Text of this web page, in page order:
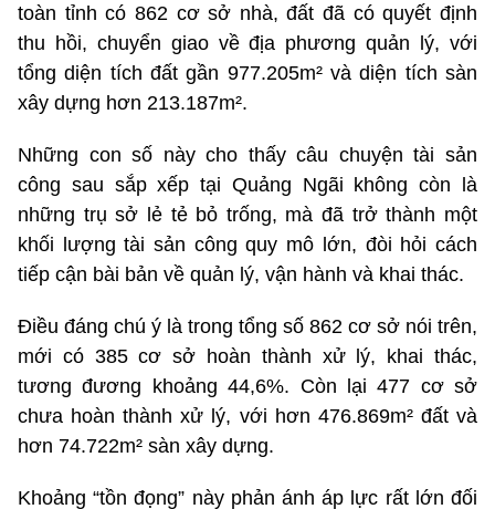
toàn tỉnh có 862 cơ sở nhà, đất đã có quyết định
thu hồi, chuyển giao về địa phương quản lý, với
tổng diện tích đất gần 977.205m² và diện tích sàn
xây dựng hơn 213.187m².
Những con số này cho thấy câu chuyện tài sản
công sau sắp xếp tại Quảng Ngãi không còn là
những trụ sở lẻ tẻ bỏ trống, mà đã trở thành một
khối lượng tài sản công quy mô lớn, đòi hỏi cách
tiếp cận bài bản về quản lý, vận hành và khai thác.
Điều đáng chú ý là trong tổng số 862 cơ sở nói trên,
mới có 385 cơ sở hoàn thành xử lý, khai thác,
tương đương khoảng 44,6%. Còn lại 477 cơ sở
chưa hoàn thành xử lý, với hơn 476.869m² đất và
hơn 74.722m² sàn xây dựng.
Khoảng “tồn đọng” này phản ánh áp lực rất lớn đối